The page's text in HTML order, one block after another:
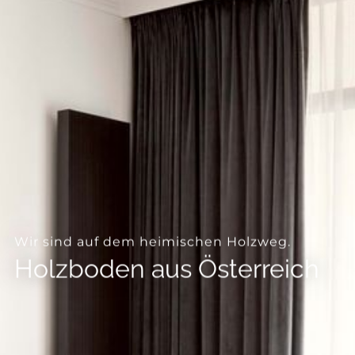
--
Wir sind auf dem heimischen Holzweg.
Holzboden aus Österreich